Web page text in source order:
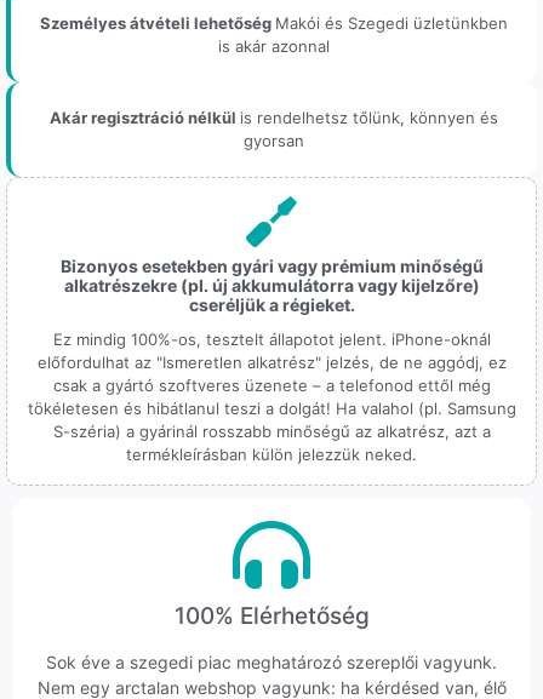
Személyes átvételi lehetőség Makói és Szegedi üzletünkben
is akár azonnal
Akár regisztráció nélkül is rendelhetsz tőlünk, könnyen és
gyorsan
Bizonyos esetekben gyári vagy prémium minőségű
alkatrészekre (pl. új akkumulátorra vagy kijelzőre)
cseréljük a régieket.
Ez mindig 100%-os, tesztelt állapotot jelent. iPhone-oknál
előfordulhat az "Ismeretlen alkatrész" jelzés, de ne aggódj, ez
csak a gyártó szoftveres üzenete – a telefonod ettől még
tökéletesen és hibátlanul teszi a dolgát! Ha valahol (pl. Samsung
S-széria) a gyárinál rosszabb minőségű az alkatrész, azt a
termékleírásban külön jelezzük neked.
100% Elérhetőség
Sok éve a szegedi piac meghatározó szereplői vagyunk.
Nem egy arctalan webshop vagyunk: ha kérdésed van, élő